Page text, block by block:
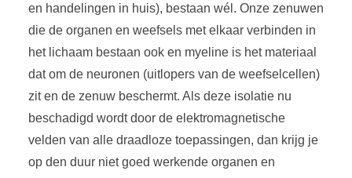
en handelingen in huis), bestaan wél. Onze zenuwen
die de organen en weefsels met elkaar verbinden in
het lichaam bestaan ook en myeline is het materiaal
dat om de neuronen (uitlopers van de weefselcellen)
zit en de zenuw beschermt. Als deze isolatie nu
beschadigd wordt door de elektromagnetische
velden van alle draadloze toepassingen, dan krijg je
op den duur niet goed werkende organen en